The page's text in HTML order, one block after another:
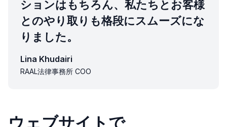
ションはもちろん、私たちとお客様
とのやり取りも格段にスムーズにな
りました。
Lina Khudairi
RAAL法律事務所 COO
ウェブサイトで